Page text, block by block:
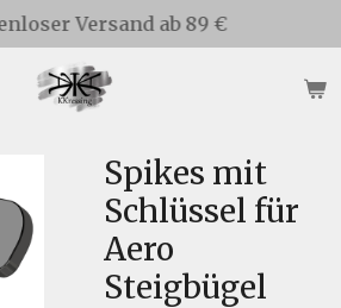
Versand ab 89 €
Spikes mit
Schlüssel für
Aero
Steigbügel